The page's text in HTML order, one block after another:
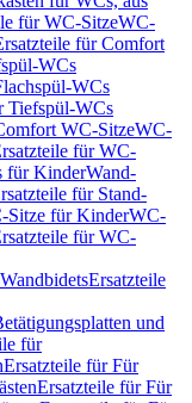
für WC-SitzeWC-
für Comfort
WCs
WCs
Tiefspül-WCs
WC-SitzeWC-
für WC-
für KinderWand-
für Stand-
Sitze für KinderWC-
für WC-
WandbidetsErsatzteile
und
für
Ersatzteile für Für
Ersatzteile für Für